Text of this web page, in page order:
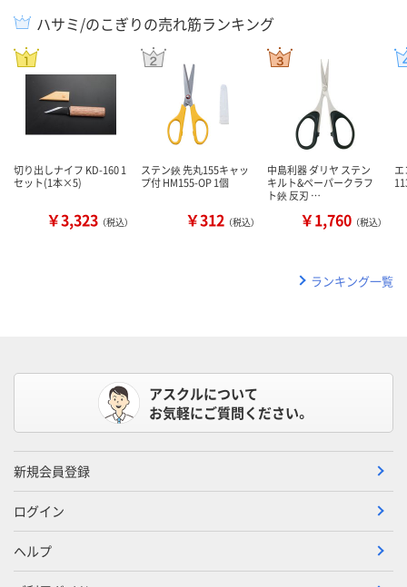
ハサミ/のこぎりの売れ筋ランキング
切り出しナイフ KD-160 1
セット(1本×5)
￥3,323 （税込）
ステン鋏 先丸155キャッ
プ付 HM155-OP 1個
￥312 （税込）
中島利器 ダリヤ ステン
キルト&ペーパークラフ
ト鋏 反刃 …
￥1,760 （税込）
ランキング一覧
アスクルについて
お気軽にご質問ください。
新規会員登録
ログイン
ヘルプ